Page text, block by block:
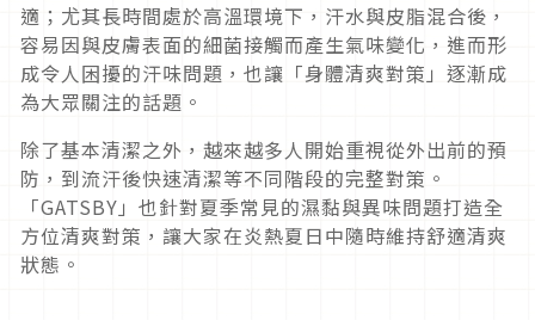
適；尤其長時間處於高溫環境下，汗水與皮脂混合後，
容易因與皮膚表面的細菌接觸而產生氣味變化，進而形
成令人困擾的汗味問題，也讓「身體清爽對策」逐漸成
為大眾關注的話題。
除了基本清潔之外，越來越多人開始重視從外出前的預
防，到流汗後快速清潔等不同階段的完整對策。
「GATSBY」也針對夏季常見的濕黏與異味問題打造全
方位清爽對策，讓大家在炎熱夏日中隨時維持舒適清爽
狀態。